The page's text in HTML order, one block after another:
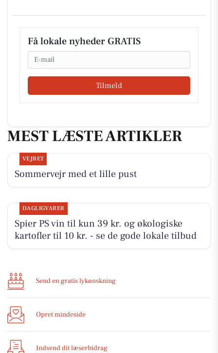
Få lokale nyheder GRATIS
Email
Tilmeld
MEST LÆSTE ARTIKLER
VEJRET
Sommervejr med et lille pust
DAGLIGVARER
Spier PS vin til kun 39 kr. og økologiske
kartofler til 10 kr. - se de gode lokale tilbud
Send en gratis lykønskning
Opret mindeside
Indsend dit læserbidrag